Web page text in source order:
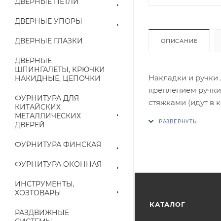
ДВЕРНЫЕ УПОРЫ
ДВЕРНЫЕ ГЛАЗКИ
ДВЕРНЫЕ
ШПИНГАЛЕТЫ, КРЮЧКИ
НАКИДНЫЕ, ЦЕПОЧКИ
ФУРНИТУРА ДЛЯ
КИТАЙСКИХ
МЕТАЛЛИЧЕСКИХ
ДВЕРЕЙ
ФУРНИТУРА ФИНСКАЯ
ФУРНИТУРА ОКОННАЯ
ИНСТРУМЕНТЫ,
ХОЗТОВАРЫ
РАЗДВИЖНЫЕ
ОПИСАНИЕ
Накладки и
креплением
стяжками (идут в
наличие на
КАТАЛОГ